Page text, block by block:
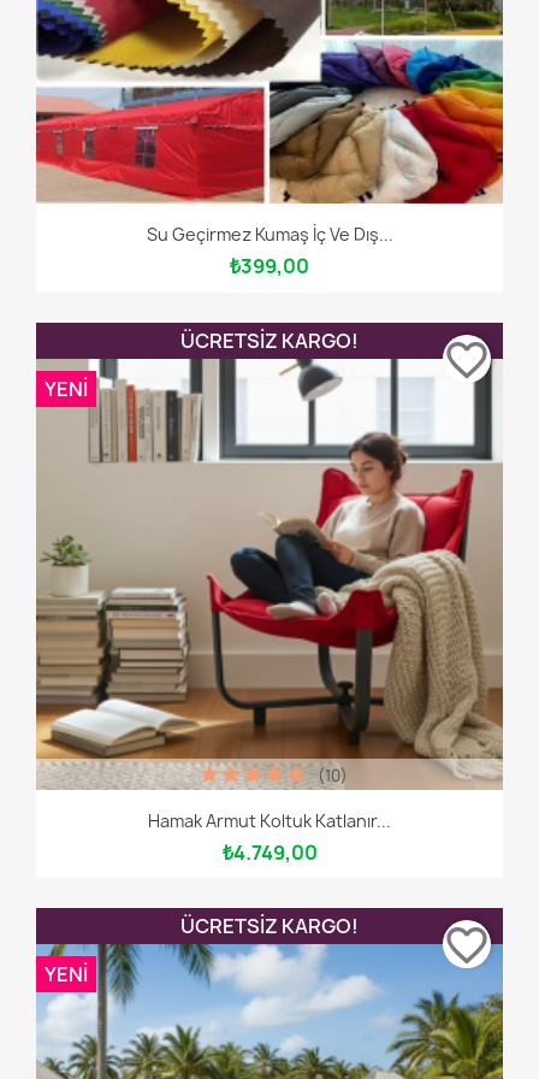
Su Geçirmez Kumaş İç Ve Dış...
₺399,00
Hamak Armut Koltuk Katlanır...
₺4.749,00
(10)
ÜCRETSIZ KARGO!
YENI
favorite_border
ÜCRETSIZ KARGO!
YENI
favorite_border